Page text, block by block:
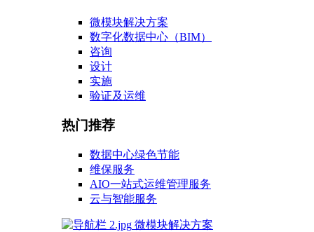
微模块解决方案
数字化数据中心（BIM）
咨询
设计
实施
验证及运维
热门推荐
数据中心绿色节能
维保服务
AIO一站式运维管理服务
云与智能服务
微模块解决方案